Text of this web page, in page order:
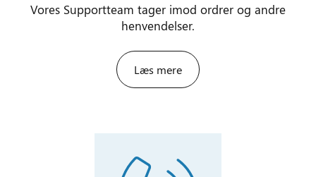
Vores Supportteam tager imod ordrer og andre
henvendelser.
Læs mere